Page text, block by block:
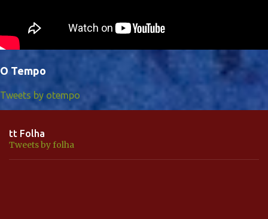
O Tempo
Tweets by otempo
tt Folha
Tweets by folha